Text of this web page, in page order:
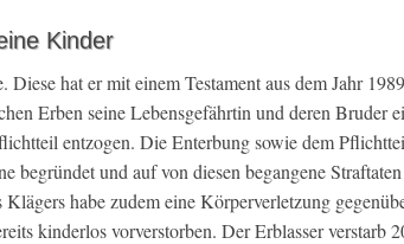
Kinder
Diese hat er mit einem Testament aus dem Jahr
Erben seine Lebensgefährtin und deren Bruder
entzogen. Die Enterbung sowie dem
begründet und auf von diesen begangene
habe zudem eine Körperverletzung
kinderlos vorverstorben. Der Erblasser verstarb